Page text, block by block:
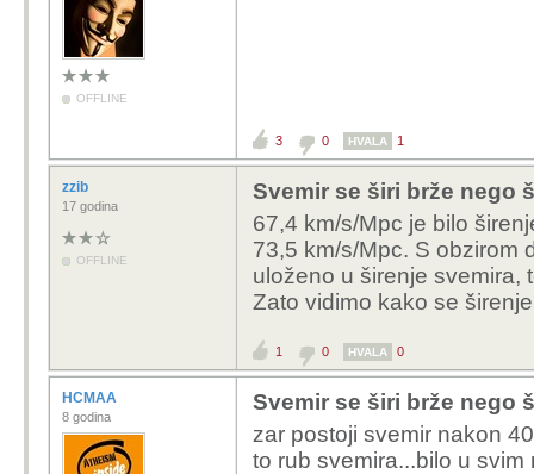
OFFLINE
3 0 HVALA 1
zzib
17 godina
OFFLINE
Svemir se širi brže nego
67,4 km/s/Mpc je bilo
73,5 km/s/Mpc. S obzirom
uloženo u širenje svemira,
Zato vidimo kako se
1 0 HVALA 0
HCMAA
8 godina
Svemir se širi brže nego
zar postoji svemir nakon
to rub svemira...bilo u